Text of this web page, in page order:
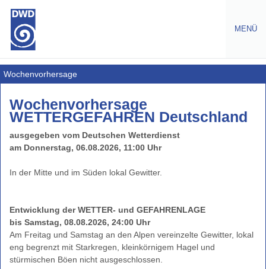
MENÜ
Warnungen
Amtliche
Warnungen
Warntabelle
Wetterwarnungen
Gefahrenindizes
Gesundheit
Gefahrenindizes
-
(Wald-,
Wochenvorhersage
Wochenvorhersage
WETTERGEFAHREN Deutschland
ausgegeben vom Deutschen Wetterdienst
am Donnerstag, 06.08.2026, 11:00 Uhr
Entwicklung der WETTER- und GEFAHRENLAGE
bis Samstag, 08.08.2026, 24:00 Uhr
Am Freitag und Samstag an den Alpen vereinzelte Gewitter, lokal
eng begrenzt mit Starkregen, kleinkörnigem Hagel und
stürmischen Böen nicht ausgeschlossen.